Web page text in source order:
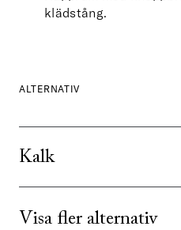
klädstång.
ALTERNATIV
Kalk
Visa fler alternativ